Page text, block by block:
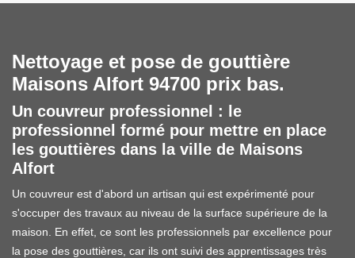
Nettoyage et pose de gouttière
Maisons Alfort 94700 prix bas.
Un couvreur professionnel : le
professionnel formé pour mettre en place
les gouttières dans la ville de Maisons
Alfort
Un couvreur est d'abord un artisan qui est expérimenté pour
s'occuper des travaux au niveau de la surface supérieure de la
maison. En effet, ce sont les professionnels par excellence pour
la pose des gouttières, car ils ont suivi des apprentissages très